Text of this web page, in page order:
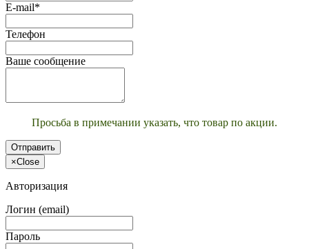
E-mail*
Телефон
Ваше сообщение
Просьба в примечании указать, что товар по акции.
Отправить
×Close
Авторизация
Логин (email)
Пароль